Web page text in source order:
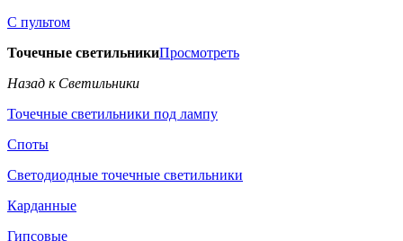
С пультом
Точечные светильникиПросмотреть
Назад к Светильники
Точечные светильники под лампу
Споты
Светодиодные точечные светильники
Карданные
Гипсовые